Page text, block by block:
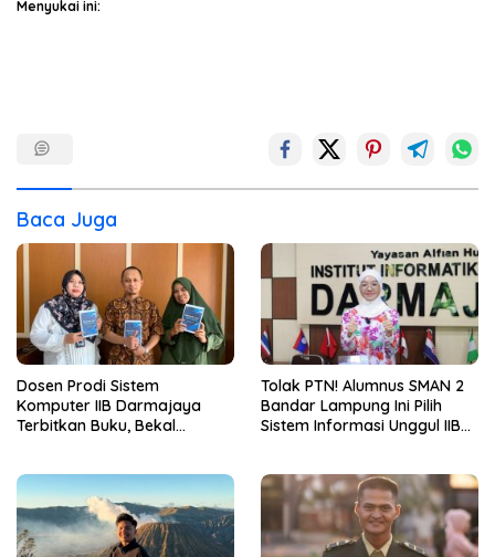
Menyukai ini:
Baca Juga
Dosen Prodi Sistem
Komputer IIB Darmajaya
Terbitkan Buku, Bekal
Tolak PTN! Alumnus SMAN 2
Bandar Lampung Ini Pilih
Sistem Informasi Unggul IIB